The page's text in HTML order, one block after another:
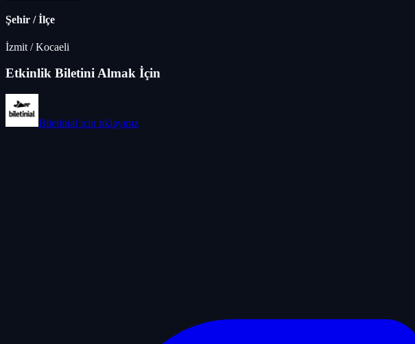
Şehir / İlçe
İzmit /Kocaeli
Etkinlik Biletini Almak İçin
Biletinial için tıklayınız